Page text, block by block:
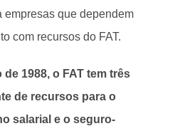
empresas que dependem
com recursos do FAT.
1988, o FAT tem três
de recursos para o
salarial e o seguro-